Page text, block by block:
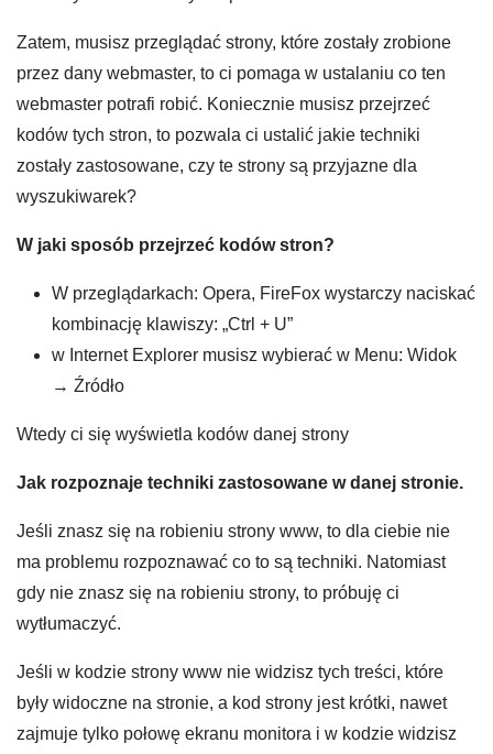
Zatem, musisz przeglądać strony, które zostały zrobione
przez dany webmaster, to ci pomaga w ustalaniu co ten
webmaster potrafi robić. Koniecznie musisz przejrzeć
kodów tych stron, to pozwala ci ustalić jakie techniki
zostały zastosowane, czy te strony są przyjazne dla
wyszukiwarek?
W jaki sposób przejrzeć kodów stron?
W przeglądarkach: Opera, FireFox wystarczy naciskać
kombinację klawiszy: „Ctrl + U”
w Internet Explorer musisz wybierać w Menu: Widok
→ Źródło
Wtedy ci się wyświetla kodów danej strony
Jak rozpoznaje techniki zastosowane w danej stronie.
Jeśli znasz się na robieniu strony www, to dla ciebie nie
ma problemu rozpoznawać co to są techniki. Natomiast
gdy nie znasz się na robieniu strony, to próbuję ci
wytłumaczyć.
Jeśli w kodzie strony www nie widzisz tych treści, które
były widoczne na stronie, a kod strony jest krótki, nawet
zajmuje tylko połowę ekranu monitora i w kodzie widzisz